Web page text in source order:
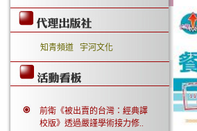
知青頻道 宇河文化
前衛《被出賣的台灣：經典譯
校版》透過嚴謹學術接力修..